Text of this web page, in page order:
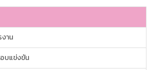
าน
บแข่งขัน